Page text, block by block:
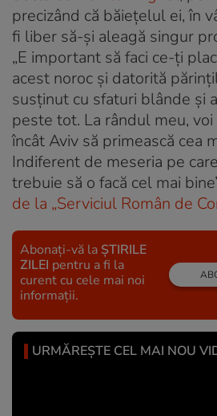
precizând că băiețelul ei, în
fi liber să-și aleagă singur
„E important să faci ce-ţi
acest noroc şi datorită
susţinut cu sfaturi blânde şi
peste tot. La rândul meu,
încât Aviv să primească cea
Indiferent de meseria pe
trebuie să o facă cel mai
de la „Serviciul Român de
Abonați-vă la ȘTIRILE
ZILEI pentru a fi la
curent cu cele mai noi
informații.
URMĂREȘTE CEL MAI NOU